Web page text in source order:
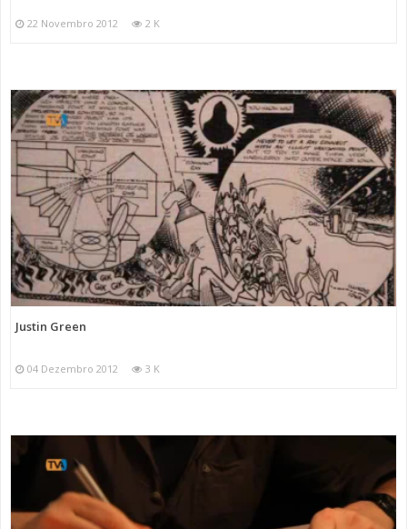
22 Novembro 2012 2 K
Justin Green
04 Dezembro 2012 3 K